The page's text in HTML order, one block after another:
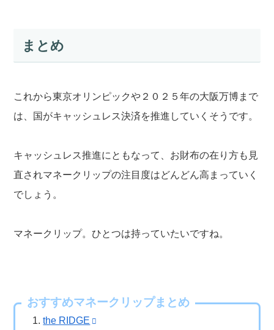
まとめ
これから東京オリンピックや２０２５年の大阪万博まで
は、国がキャッシュレス決済を推進していくそうです。
キャッシュレス推進にともなって、お財布の在り方も見
直されマネークリップの注目度はどんどん高まっていく
でしょう。
マネークリップ。ひとつは持っていたいですね。
おすすめマネークリップまとめ
the RIDGE